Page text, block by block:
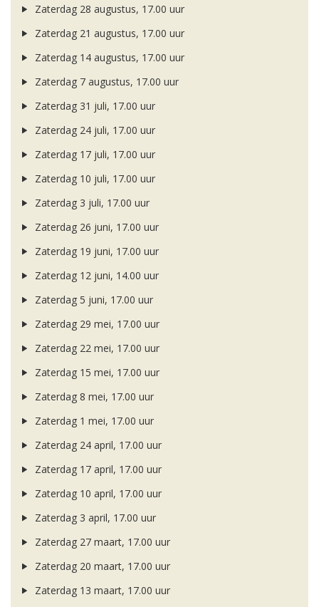
Zaterdag 28 augustus, 17.00 uur
Zaterdag 21 augustus, 17.00 uur
Zaterdag 14 augustus, 17.00 uur
Zaterdag 7 augustus, 17.00 uur
Zaterdag 31 juli, 17.00 uur
Zaterdag 24 juli, 17.00 uur
Zaterdag 17 juli, 17.00 uur
Zaterdag 10 juli, 17.00 uur
Zaterdag 3 juli, 17.00 uur
Zaterdag 26 juni, 17.00 uur
Zaterdag 19 juni, 17.00 uur
Zaterdag 12 juni, 14.00 uur
Zaterdag 5 juni, 17.00 uur
Zaterdag 29 mei, 17.00 uur
Zaterdag 22 mei, 17.00 uur
Zaterdag 15 mei, 17.00 uur
Zaterdag 8 mei, 17.00 uur
Zaterdag 1 mei, 17.00 uur
Zaterdag 24 april, 17.00 uur
Zaterdag 17 april, 17.00 uur
Zaterdag 10 april, 17.00 uur
Zaterdag 3 april, 17.00 uur
Zaterdag 27 maart, 17.00 uur
Zaterdag 20 maart, 17.00 uur
Zaterdag 13 maart, 17.00 uur